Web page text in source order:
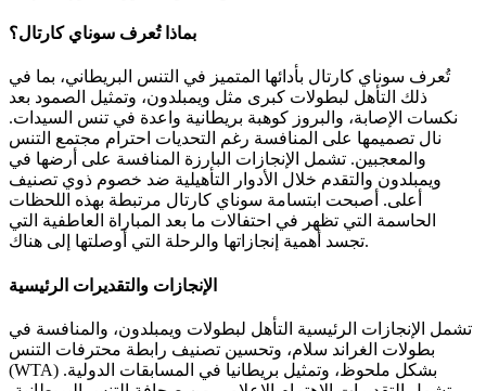
بماذا تُعرف سوناي كارتال؟
تُعرف سوناي كارتال بأدائها المتميز في التنس البريطاني، بما في
ذلك التأهل لبطولات كبرى مثل ويمبلدون، وتمثيل الصمود بعد
نكسات الإصابة، والبروز كوهبة بريطانية واعدة في تنس السيدات.
نال تصميمها على المنافسة رغم التحديات احترام مجتمع التنس
والمعجبين. تشمل الإنجازات البارزة المنافسة على أرضها في
ويمبلدون والتقدم خلال الأدوار التأهيلية ضد خصوم ذوي تصنيف
أعلى. أصبحت ابتسامة سوناي كارتال مرتبطة بهذه اللحظات
الحاسمة التي تظهر في احتفالات ما بعد المباراة العاطفية التي
تجسد أهمية إنجازاتها والرحلة التي أوصلتها إلى هناك.
الإنجازات والتقديرات الرئيسية
تشمل الإنجازات الرئيسية التأهل لبطولات ويمبلدون، والمنافسة في
بطولات الغراند سلام، وتحسين تصنيف رابطة محترفات التنس
(WTA) بشكل ملحوظ، وتمثيل بريطانيا في المسابقات الدولية.